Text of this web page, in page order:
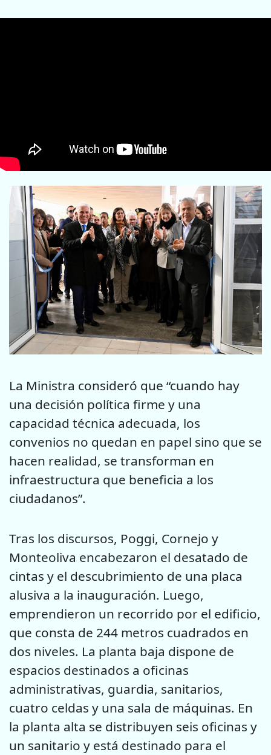
La Ministra consideró que “cuando hay
una decisión política firme y una
capacidad técnica adecuada, los
convenios no quedan en papel sino que se
hacen realidad, se transforman en
infraestructura que beneficia a los
ciudadanos”.
Tras los discursos, Poggi, Cornejo y
Monteoliva encabezaron el desatado de
cintas y el descubrimiento de una placa
alusiva a la inauguración. Luego,
emprendieron un recorrido por el edificio,
que consta de 244 metros cuadrados en
dos niveles. La planta baja dispone de
espacios destinados a oficinas
administrativas, guardia, sanitarios,
cuatro celdas y una sala de máquinas. En
la planta alta se distribuyen seis oficinas y
un sanitario y está destinado para el